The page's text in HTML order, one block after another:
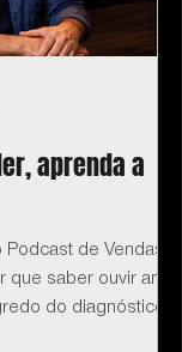
aprenda a
de Vendas
que saber ouvir antes
do diagnóstico